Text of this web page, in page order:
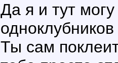
Да я и тут
Ты сам